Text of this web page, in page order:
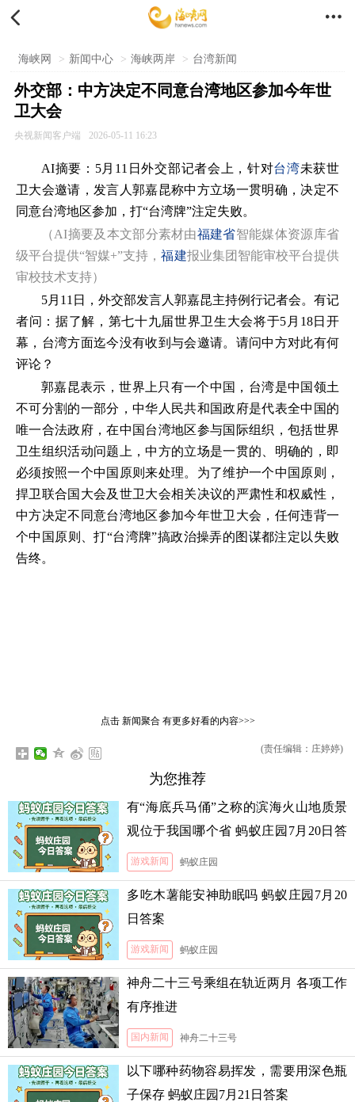
 
海峡网 > 新闻中心 > 海峡两岸 > 台湾新闻
外交部：中方决定不同意台湾地区参加今年世
卫大会
央视新闻客户端 2026-05-11 16:23
AI摘要： 5月11日外交部记者会上，针对台湾未获世
卫大会邀请，发言人郭嘉昆称中方立场一贯明确，决定不
同意台湾地区参加，打“台湾牌”注定失败。
（AI摘要及本文部分素材由福建省智能媒体资源库省
级平台提供“智媒+”支持，福建报业集团智能审校平台提供
审校技术支持）
5月11日，外交部发言人郭嘉昆主持例行记者会。有记
者问：据了解，第七十九届世界卫生大会将于5月18日开
幕，台湾方面迄今没有收到与会邀请。请问中方对此有何
评论？
郭嘉昆表示，世界上只有一个中国，台湾是中国领土
不可分割的一部分，中华人民共和国政府是代表全中国的
唯一合法政府，在中国台湾地区参与国际组织，包括世界
卫生组织活动问题上，中方的立场是一贯的、明确的，即
必须按照一个中国原则来处理。为了维护一个中国原则，
捍卫联合国大会及世卫大会相关决议的严肃性和权威性，
中方决定不同意台湾地区参加今年世卫大会，任何违背一
个中国原则、打“台湾牌”搞政治操弄的图谋都注定以失败
告终。
点击 新闻聚合有更多好看的内容>>>
(责任编辑：庄婷婷)
为您推荐
有“海底兵马俑”之称的滨海火山地质景
观位于我国哪个省 蚂蚁庄园7月20日答
案
游戏新闻 蚂蚁庄园
多吃木薯能安神助眠吗 蚂蚁庄园7月20
日答案
游戏新闻 蚂蚁庄园
神舟二十三号乘组在轨近两月 各项工作
有序推进
国内新闻 神舟二十三号
以下哪种药物容易挥发，需要用深色瓶
子保存 蚂蚁庄园7月21日答案